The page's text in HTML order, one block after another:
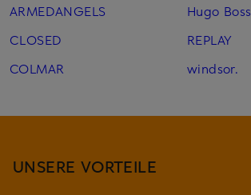
ARMEDANGELS
CLOSED
COLMAR
Hugo Boss
REPLAY
windsor.
UNSERE VORTEILE